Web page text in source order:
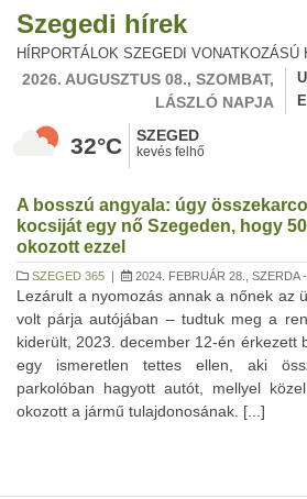
Szegedi hírek
HÍRPORTÁLOK SZEGEDI VONATKOZÁSÚ
2026. AUGUSZTUS 08., SZOMBAT,
LÁSZLÓ NAPJA
32°C SZEGED
kevés felhő
A bosszú angyala: úgy
kocsiját egy nő Szegeden, hogy
okozott ezzel
SZEGED 365 | 2024. FEBRUÁR 28., SZERDA
Lezárult a nyomozás annak a nőnek az
volt párja autójában – tudtuk meg a
kiderült, 2023. december 12-én érkezett
egy ismeretlen tettes ellen, aki
parkolóban hagyott autót, mellyel
okozott a jármű tulajdonosának. [...]